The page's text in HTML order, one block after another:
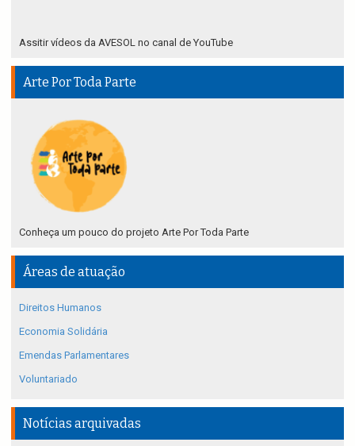
Assitir vídeos da AVESOL no canal de YouTube
Arte Por Toda Parte
Conheça um pouco do projeto Arte Por Toda Parte
Áreas de atuação
Direitos Humanos
Economia Solidária
Emendas Parlamentares
Voluntariado
Notícias arquivadas